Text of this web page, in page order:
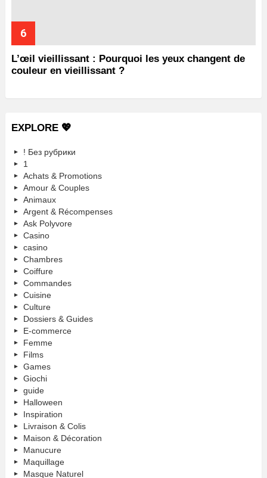
L’œil vieillissant : Pourquoi les yeux changent de
couleur en vieillissant ?
EXPLORE 💖
! Без рубрики
1
Achats & Promotions
Amour & Couples
Animaux
Argent & Récompenses
Ask Polyvore
Casino
casino
Chambres
Coiffure
Commandes
Cuisine
Culture
Dossiers & Guides
E-commerce
Femme
Films
Games
Giochi
guide
Halloween
Inspiration
Livraison & Colis
Maison & Décoration
Manucure
Maquillage
Masque Naturel